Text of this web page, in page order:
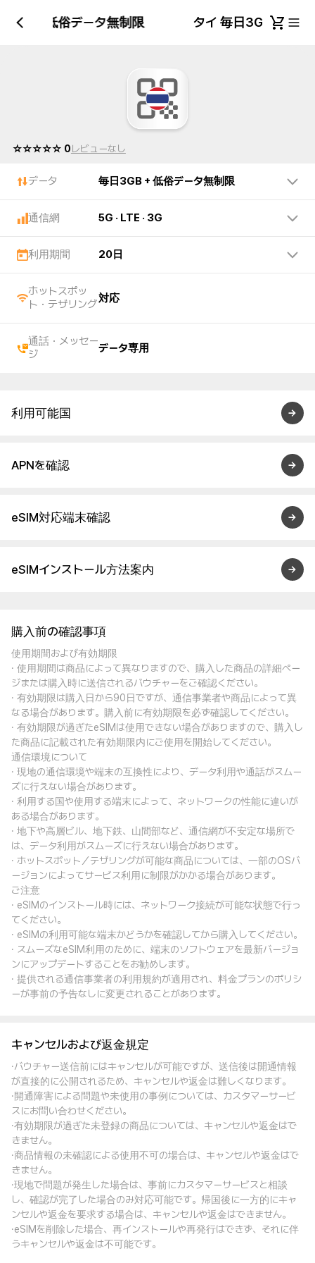
3GB + 低俗データ無制限 タイ 毎日3GB + 低
☆☆☆☆☆ 0レビューなし
データ 毎日3GB + 低俗データ無制限
通信網 5G · LTE · 3G
利用期間 20日
ホットスポッ
ト・テザリング
対応
通話・メッセー
ジ
データ専用
利用可能国
APNを確認
eSIM対応端末確認
eSIMインストール方法案内
購入前の確認事項
使用期間および有効期限
· 使用期間は商品によって異なりますので、購入した商品の詳細ペー
ジまたは購入時に送信されるバウチャーをご確認ください。
· 有効期限は購入日から90日ですが、通信事業者や商品によって異
なる場合があります。購入前に有効期限を必ず確認してください。
· 有効期限が過ぎたeSIMは使用できない場合がありますので、購入し
た商品に記載された有効期限内にご使用を開始してください。
通信環境について
· 現地の通信環境や端末の互換性により、データ利用や通話がスムー
ズに行えない場合があります。
· 利用する国や使用する端末によって、ネットワークの性能に違いが
ある場合があります。
· 地下や高層ビル、地下鉄、山間部など、通信網が不安定な場所で
は、データ利用がスムーズに行えない場合があります。
· ホットスポット／テザリングが可能な商品については、一部のOSバ
ージョンによってサービス利用に制限がかかる場合があります。
ご注意
· eSIMのインストール時には、ネットワーク接続が可能な状態で行っ
てください。
· eSIMの利用可能な端末かどうかを確認してから購入してください。
· スムーズなeSIM利用のために、端末のソフトウェアを最新バージョ
ンにアップデートすることをお勧めします。
· 提供される通信事業者の利用規約が適用され、料金プランのポリシ
ーが事前の予告なしに変更されることがあります。
キャンセルおよび返金規定
·バウチャー送信前にはキャンセルが可能ですが、送信後は開通情報
が直接的に公開されるため、キャンセルや返金は難しくなります。
·開通障害による問題や未使用の事例については、カスタマーサービ
スにお問い合わせください。
·有効期限が過ぎた未登録の商品については、キャンセルや返金はで
きません。
·商品情報の未確認による使用不可の場合は、キャンセルや返金はで
きません。
·現地で問題が発生した場合は、事前にカスタマーサービスと相談
し、確認が完了した場合のみ対応可能です。帰国後に一方的にキャ
ンセルや返金を要求する場合は、キャンセルや返金はできません。
·eSIMを削除した場合、再インストールや再発行はできず、それに伴
うキャンセルや返金は不可能です。